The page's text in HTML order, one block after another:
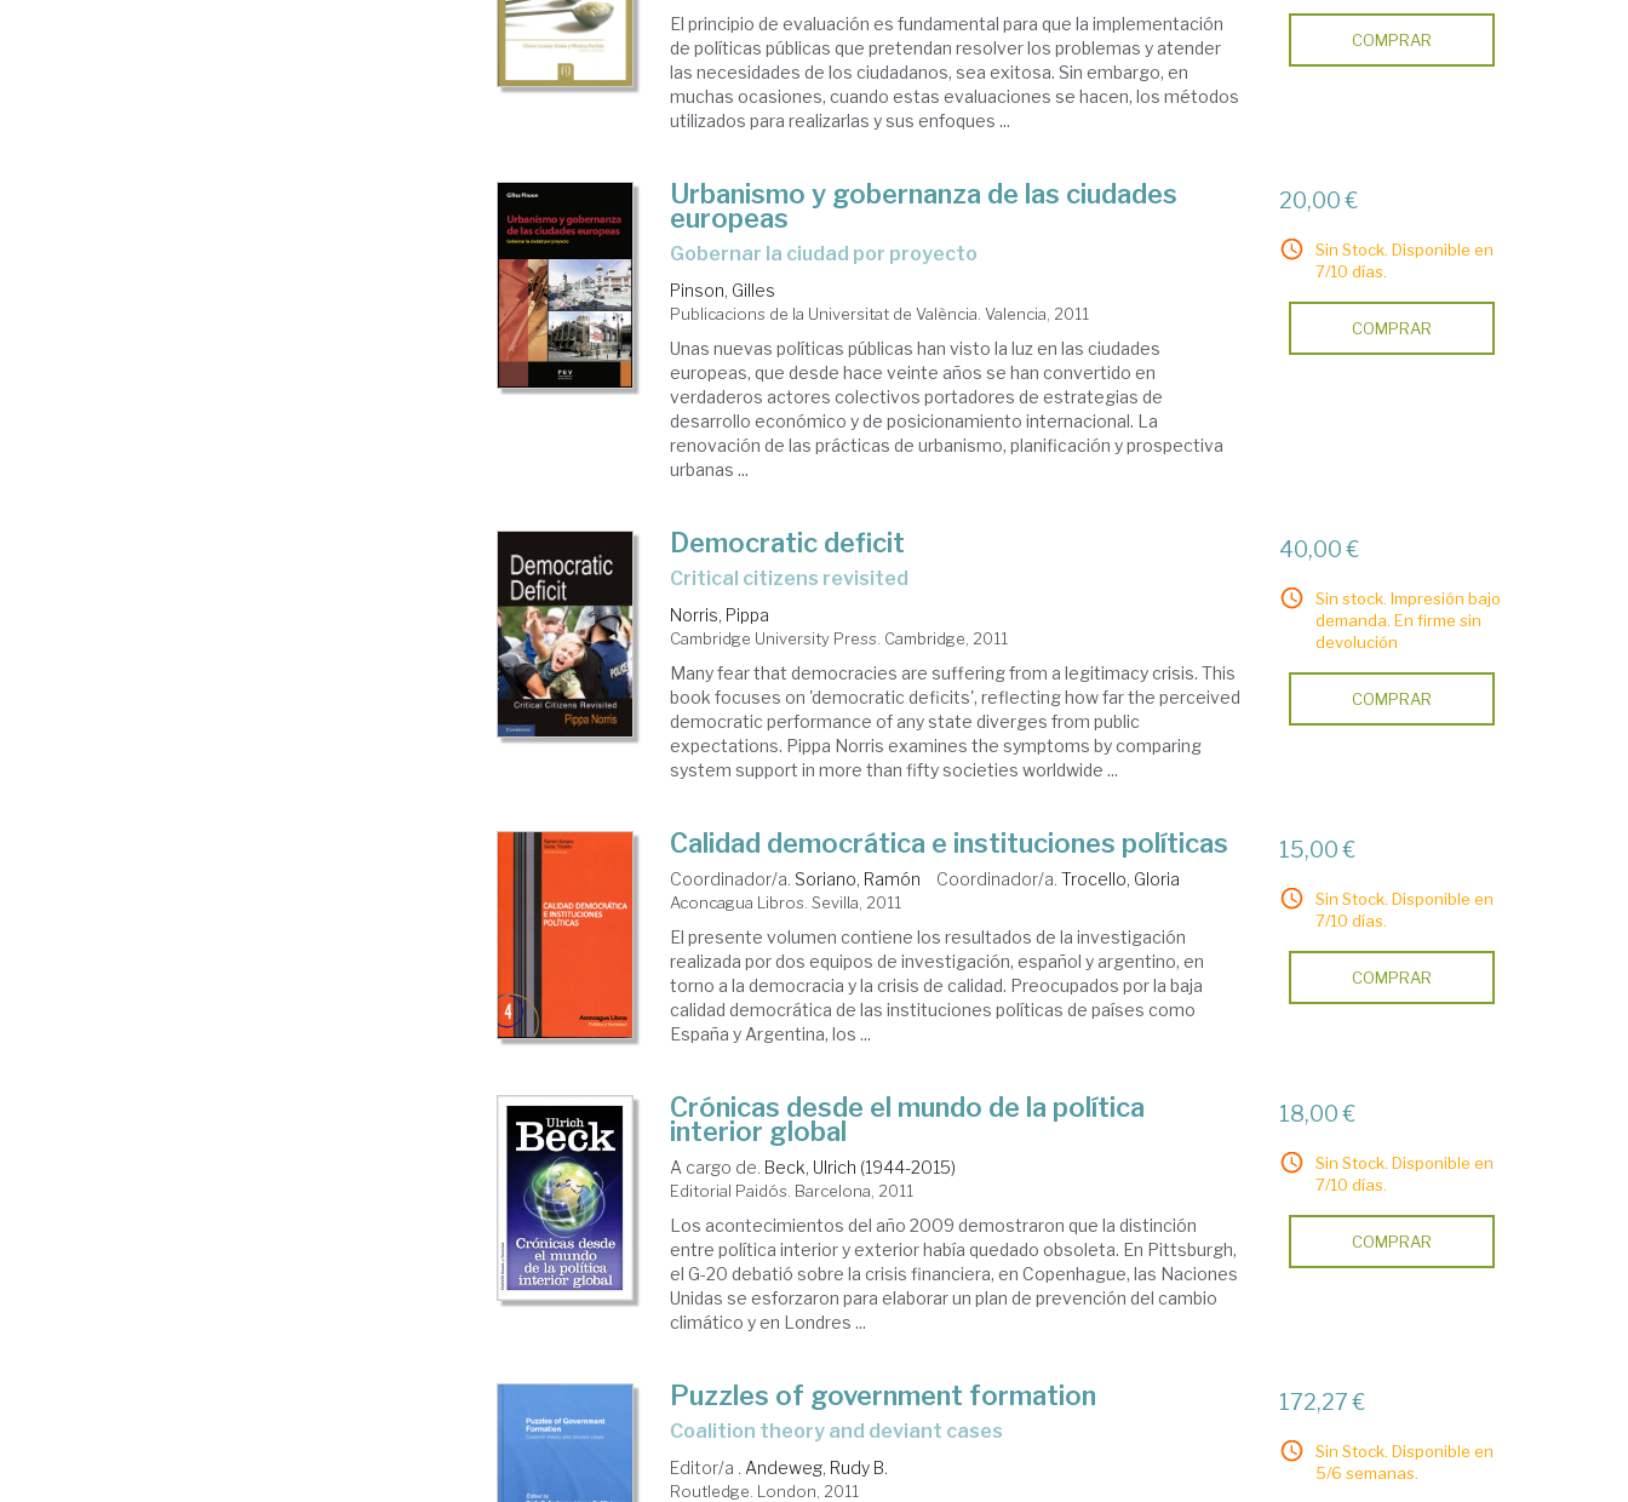
El principio de evaluación es fundamental para que la implementación
de políticas públicas que pretendan resolver los problemas y atender
las necesidades de los ciudadanos, sea exitosa. Sin embargo, en
muchas ocasiones, cuando estas evaluaciones se hacen, los métodos
utilizados para realizarlas y sus enfoques ...
COMPRAR
Urbanismo y gobernanza de las ciudades
europeas
gobernar la ciudad por proyecto
Pinson, Gilles
Publicacions de la Universitat de València. Valencia, 2011
Unas nuevas políticas públicas han visto la luz en las ciudades
europeas, que desde hace veinte años se han convertido en
verdaderos actores colectivos portadores de estrategias de
desarrollo económico y de posicionamiento internacional. La
renovación de las prácticas de urbanismo, planificación y prospectiva
urbanas ...
20,00 €
Sin Stock. Disponible en
7/10 días.
COMPRAR
Democratic deficit
critical citizens revisited
Norris, Pippa
Cambridge University Press. Cambridge, 2011
Many fear that democracies are suffering from a legitimacy crisis. This
book focuses on 'democratic deficits', reflecting how far the perceived
democratic performance of any state diverges from public
expectations. Pippa Norris examines the symptoms by comparing
system support in more than fifty societies worldwide ...
40,00 €
Sin stock. Impresión bajo
demanda. En firme sin
devolución
COMPRAR
Calidad democrática e instituciones políticas
Coordinador/a. Soriano, Ramón Coordinador/a.Trocello, Gloria
Aconcagua Libros. Sevilla, 2011
El presente volumen contiene los resultados de la investigación
realizada por dos equipos de investigación, español y argentino, en
torno a la democracia y la crisis de calidad. Preocupados por la baja
calidad democrática de las instituciones políticas de países como
España y Argentina, los ...
15,00 €
Sin Stock. Disponible en
7/10 días.
COMPRAR
Crónicas desde el mundo de la política
interior global
A cargo de. Beck, Ulrich (1944-2015)
Editorial Paidós. Barcelona, 2011
Los acontecimientos del año 2009 demostraron que la distinción
entre política interior y exterior había quedado obsoleta. En Pittsburgh,
el G-20 debatió sobre la crisis financiera, en Copenhague, las Naciones
Unidas se esforzaron para elaborar un plan de prevención del cambio
climático y en Londres ...
18,00 €
Sin Stock. Disponible en
7/10 días.
COMPRAR
Puzzles of government formation
coalition theory and deviant cases
Editor/a . Andeweg, Rudy B.
Routledge. London, 2011
172,27 €
Sin Stock. Disponible en
5/6 semanas.